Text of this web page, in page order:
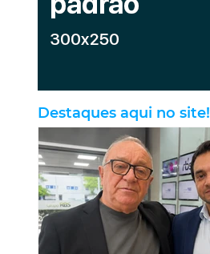
Destaques aqui no site!